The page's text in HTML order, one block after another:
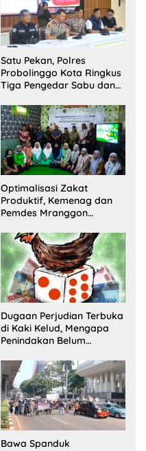
Satu Pekan, Polres
Probolinggo Kota Ringkus
Tiga Pengedar Sabu dan
Optimalisasi Zakat
Produktif, Kemenag dan
Pemdes Mranggon
Pelaksana Kampung
Zakat
Dugaan Perjudian Terbuka
di Kaki Kelud, Mengapa
Penindakan Belum
Bawa Spanduk